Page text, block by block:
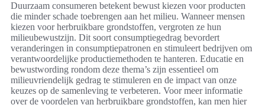
Duurzaam consumeren betekent bewust kiezen voor producten
die minder schade toebrengen aan het milieu. Wanneer mensen
kiezen voor herbruikbare grondstoffen, vergroten ze hun
milieubewustzijn. Dit soort consumptiegedrag bevordert
veranderingen in consumptiepatronen en stimuleert bedrijven om
verantwoordelijke productiemethoden te hanteren. Educatie en
bewustwording rondom deze thema’s zijn essentieel om
milieuvriendelijk gedrag te stimuleren en de impact van onze
keuzes op de samenleving te verbeteren. Voor meer informatie
over de voordelen van herbruikbare grondstoffen, kan men hier